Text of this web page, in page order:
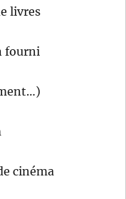
livres
fourni
cinéma